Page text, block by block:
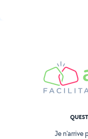
Je n'arrive